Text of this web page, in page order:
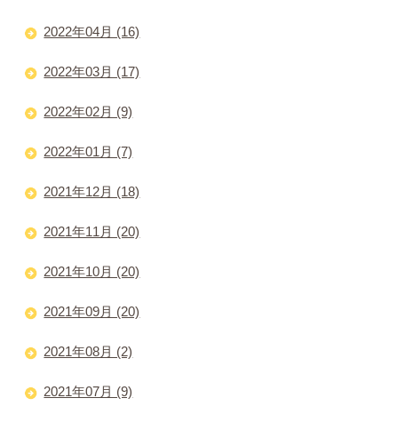
2022年04月 (16)
2022年03月 (17)
2022年02月 (9)
2022年01月 (7)
2021年12月 (18)
2021年11月 (20)
2021年10月 (20)
2021年09月 (20)
2021年08月 (2)
2021年07月 (9)